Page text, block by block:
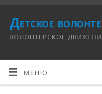
Детское
ВОЛОНТЕРСКОЕ
МЕНЮ